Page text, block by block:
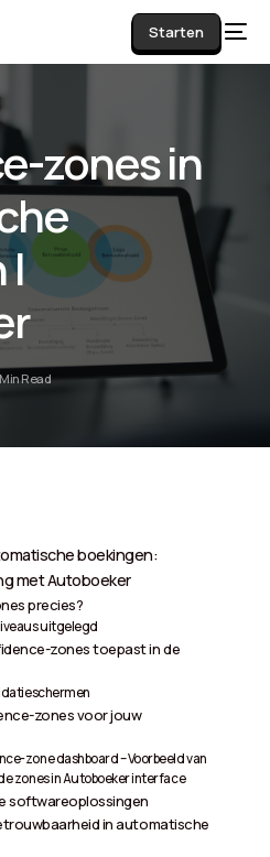
Starten
zones in
|
Read
boekingen:
met Autoboeker
precies?
uitgelegd
zones toepast in de
zones voor jouw
zone dashboard – Voorbeeld van
zones in Autoboeker interface
softwareoplossingen
in automatische